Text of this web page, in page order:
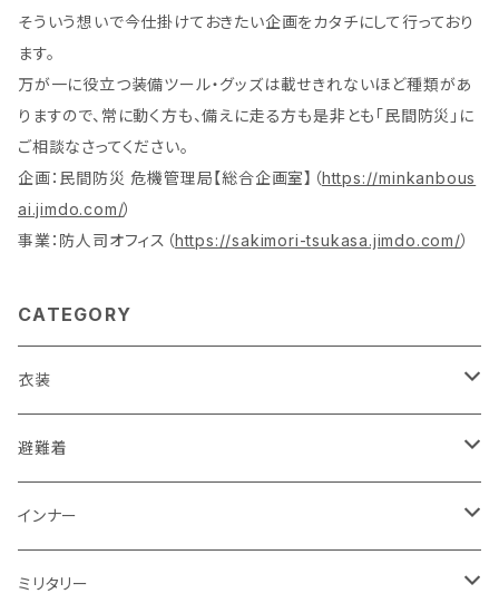
そういう想いで今仕掛けておきたい企画をカタチにして行っており
ます。
万が一に役立つ装備ツール・グッズは載せきれないほど種類があ
りますので、常に動く方も、備えに走る方も是非とも「民間防災」に
ご相談なさってください。
企画：民間防災 危機管理局【総合企画室】（https://minkanbous
ai.jimdo.com/）
事業：防人司オフィス（https://sakimori-tsukasa.jimdo.com/）
CATEGORY
衣装
活動服（防災服）
ドライウエア
赤色系
レスキュー
POLICE・警察
避難着
レディス
ドライウエア
メンズ
インナー
レディス
ミリタリー